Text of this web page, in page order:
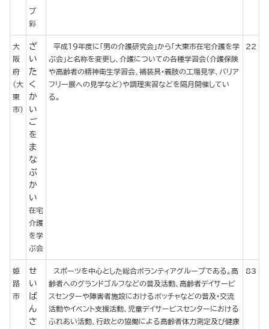
プ
彩
大
阪
府
（大
東
市）
ざ
い
た
く
か
い
ご
を
ま
な
ぶ
か
い
在宅
介護
を学
ぶ会
平成１９年度に「男の介護研究会」から「大東市在宅介護を学
ぶ会」と名称を変更し、介護についての各種学習会（介護保険
や高齢者の精神衛生学習会、補装具・義肢の工場見学、バリア
フリー展への見学など）や調理実習などを隔月開催してい
る。
22
姫
路
市
せ
い
ば
ん
さ
スポーツを中心とした総合ボランティアグループである。高
齢者へのグランドゴルフなどの普及活動、高齢者デイサービ
スセンターや障害者施設におけるボッチャなどの普及・交流
活動やイベント支援活動、児童デイサービスセンターにおける
ふれあい活動、行政との協働による高齢者体力測定及び健康
83